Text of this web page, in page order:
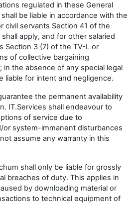
regulated in these General
be liable in accordance with the
civil servants Section 41 of the
apply, and for other salaried
Section 3 (7) of the TV-L or
of collective bargaining
in the absence of any special legal
liable for intent and negligence.
the permanent availability
IT.Services shall endeavour to
of service due to
or system-immanent disturbances
assume any warranty in this
shall only be liable for grossly
breaches of duty. This applies in
by downloading material or
to technical equipment of